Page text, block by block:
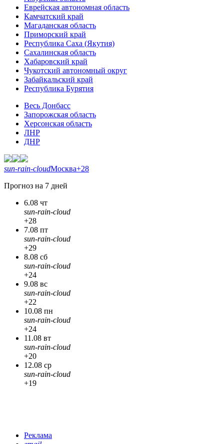
Еврейская автономная область
Камчатский край
Магаданская область
Приморский край
Республика Саха (Якутия)
Сахалинская область
Хабаровский край
Чукотский автономный округ
Забайкальский край
Республика Бурятия
Весь Донбасс
Запорожская область
Херсонская область
ЛНР
ДНР
sun-rain-cloudМосква+28
Прогноз на 7 дней
6.08 чт
sun-rain-cloud
+28
7.08 пт
sun-rain-cloud
+29
8.08 сб
sun-rain-cloud
+24
9.08 вс
sun-rain-cloud
+22
10.08 пн
sun-rain-cloud
+24
11.08 вт
sun-rain-cloud
+20
12.08 ср
sun-rain-cloud
+19
Реклама